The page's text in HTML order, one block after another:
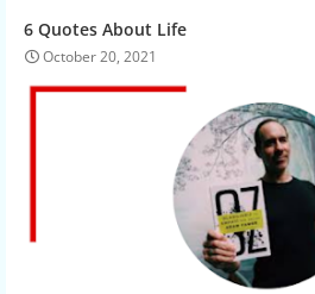
6 Quotes About Life
October 20, 2021